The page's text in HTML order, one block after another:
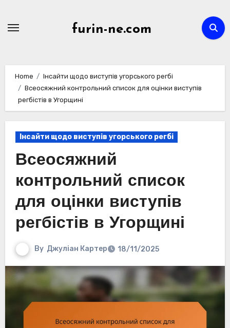
furin-ne.com
Home
Інсайти щодо виступів угорського регбі
Всеосяжний контрольний список для оцінки виступів
регбістів в Угорщині
Інсайти щодо виступів угорського регбі
Всеосяжний
контрольний список
для оцінки виступів
регбістів в Угорщині
By Джуліан Картер 18/11/2025